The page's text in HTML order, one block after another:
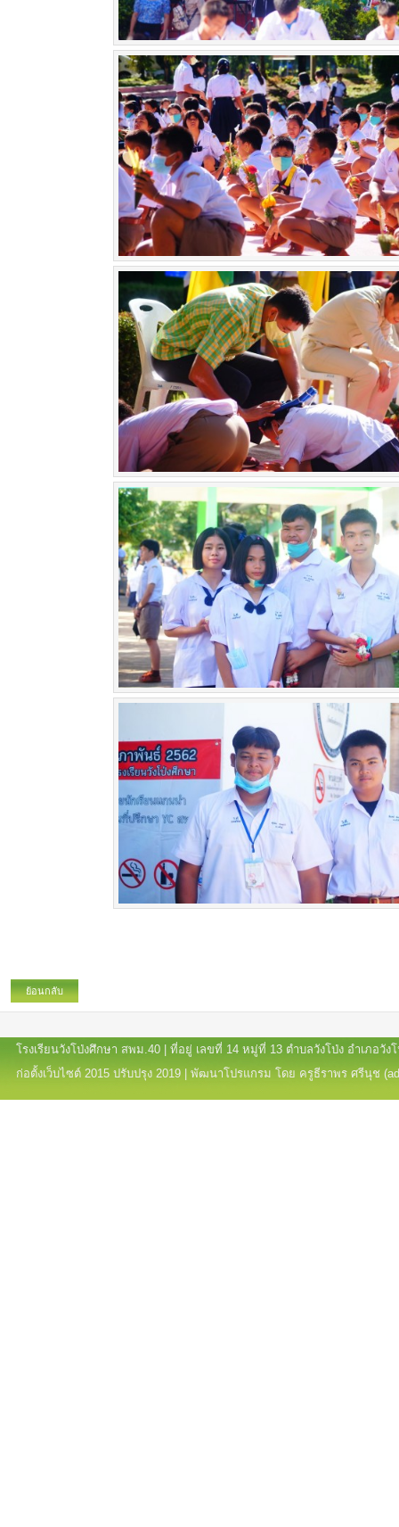
ย้อนกลับ
รงเรียนวังโป่งศึกษา สพม.40 | ที่อยู่ เลขที่ 14 หมู่ที่ 13 ตำบลวังโป่ง อำเภอวังโ
อตั้งเว็บไซต์ 2015 ปรับปรุง 2019 | พัฒนาโปรแกรม โดย ครูธีราพร ศรีนุช